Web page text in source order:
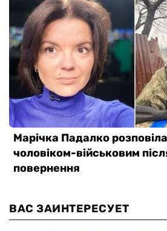
ВАС ЗАИНТЕРЕСУЕТ